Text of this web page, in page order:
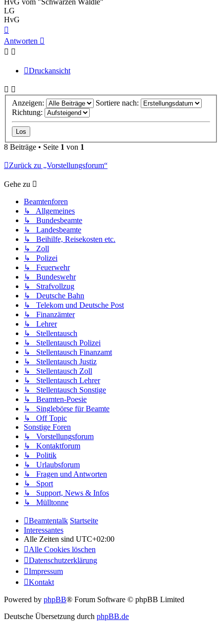
HvG vom "Schwarzen Wäldle"
LG
HvG
oben
Antworten
Druckansicht
Anzeigen:
Sortiere nach:
Richtung:
8 Beiträge • Seite 1 von 1
Zurück zu „Vorstellungsforum“
Gehe zu
Beamtenforen
↳ Allgemeines
↳ Bundesbeamte
↳ Landesbeamte
↳ Beihilfe, Reisekosten etc.
↳ Zoll
↳ Polizei
↳ Feuerwehr
↳ Bundeswehr
↳ Strafvollzug
↳ Deutsche Bahn
↳ Telekom und Deutsche Post
↳ Finanzämter
↳ Lehrer
↳ Stellentausch
↳ Stellentausch Polizei
↳ Stellentausch Finanzamt
↳ Stellentausch Justiz
↳ Stellentausch Zoll
↳ Stellentausch Lehrer
↳ Stellentausch Sonstige
↳ Beamten-Poesie
↳ Singlebörse für Beamte
↳ Off Topic
Sonstige Foren
↳ Vorstellungsforum
↳ Kontaktforum
↳ Politik
↳ Urlaubsforum
↳ Fragen und Antworten
↳ Sport
↳ Support, News & Infos
↳ Mülltonne
Beamtentalk Startseite
Interessantes
Alle Zeiten sind UTC+02:00
Alle Cookies löschen
Datenschutzerklärung
Impressum
Kontakt
Powered by phpBB® Forum Software © phpBB Limited
Deutsche Übersetzung durch phpBB.de